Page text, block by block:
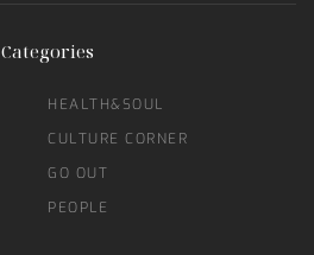
Categories
HEALTH&SOUL
CULTURE CORNER
GO OUT
PEOPLE